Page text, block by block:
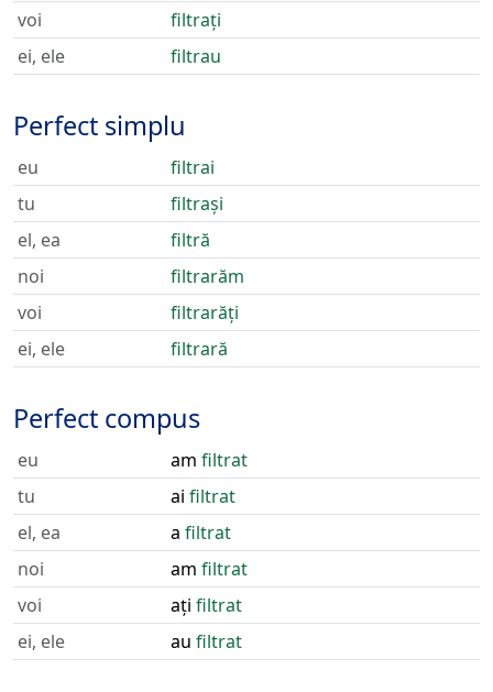
voi
filtrați
ei, ele
filtrau
Perfect simplu
eu
filtrai
tu
filtrași
el, ea
filtră
noi
filtrarăm
voi
filtrarăți
ei, ele
filtrară
Perfect compus
eu am filtrat
tu
ai filtrat
el, ea
a filtrat
noi
am filtrat
voi
ați filtrat
ei, ele
au filtrat